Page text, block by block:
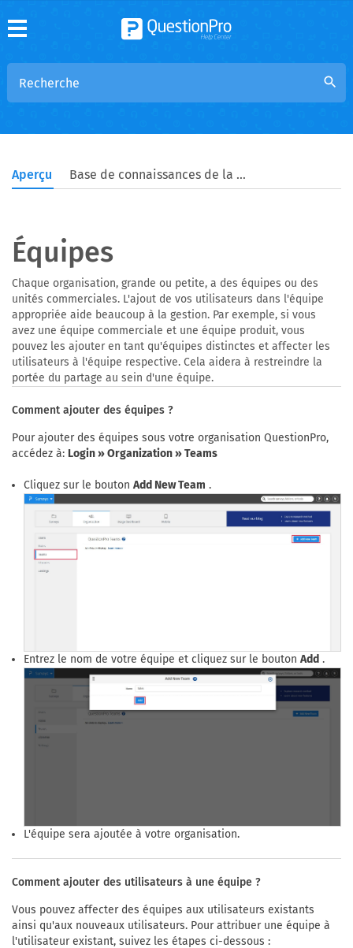
search
Aperçu Base de connaissances de la communauté
Équipes
Chaque organisation, grande ou petite, a des équipes ou des
unités commerciales. L'ajout de vos utilisateurs dans l'équipe
appropriée aide beaucoup à la gestion. Par exemple, si vous
avez une équipe commerciale et une équipe produit, vous
pouvez les ajouter en tant qu'équipes distinctes et affecter les
utilisateurs à l'équipe respective. Cela aidera à restreindre la
portée du partage au sein d'une équipe.
Comment ajouter des équipes ?
Pour ajouter des équipes sous votre organisation QuestionPro,
accédez à: Login » Organization » Teams
Cliquez sur le bouton Add New Team .
Entrez le nom de votre équipe et cliquez sur le bouton Add .
L'équipe sera ajoutée à votre organisation.
Comment ajouter des utilisateurs à une équipe ?
Vous pouvez affecter des équipes aux utilisateurs existants
ainsi qu'aux nouveaux utilisateurs. Pour attribuer une équipe à
l'utilisateur existant, suivez les étapes ci-dessous :